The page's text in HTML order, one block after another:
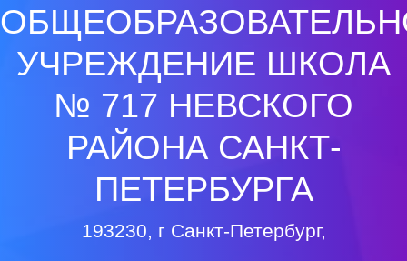
УЧРЕЖДЕНИЕ ШКОЛА
№ 717 НЕВСКОГО
РАЙОНА САНКТ-
ПЕТЕРБУРГА
193230, г Санкт-Петербург,